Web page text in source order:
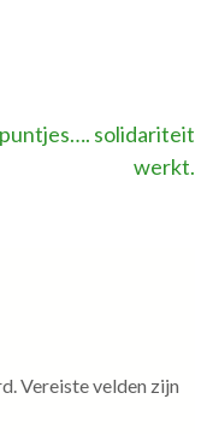
solidariteit
werkt.
Vereiste velden zijn